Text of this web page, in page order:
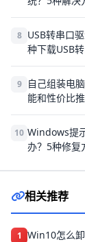
8 USB转串口
种下载USB
9
自己组装电
能和性价比
10 Windows提
办？5种修复
相关推荐
1 Win10怎么